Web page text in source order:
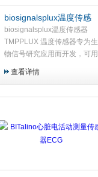
biosignalsplux温度传感
器TMP
biosignalsplux温度传感器
TMPPLUX 温度传感器专为生
物信号研究应用而开发，可用
感器能够产生精确的模拟输出
查看详情